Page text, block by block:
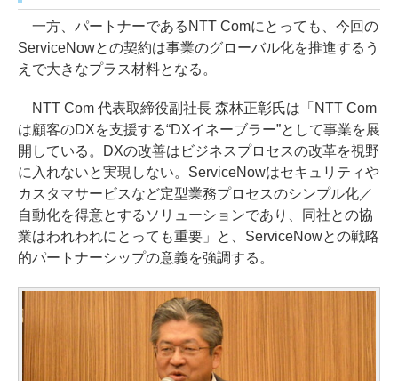
一方、パートナーであるNTT Comにとっても、今回の
ServiceNowとの契約は事業のグローバル化を推進するう
えで大きなプラス材料となる。
NTT Com 代表取締役副社長 森林正彰氏は「NTT Com
は顧客のDXを支援する“DXイネーブラー”として事業を展
開している。DXの改善はビジネスプロセスの改革を視野
に入れないと実現しない。ServiceNowはセキュリティや
カスタマサービスなど定型業務プロセスのシンプル化／
自動化を得意とするソリューションであり、同社との協
業はわれわれにとっても重要」と、ServiceNowとの戦略
的パートナーシップの意義を強調する。